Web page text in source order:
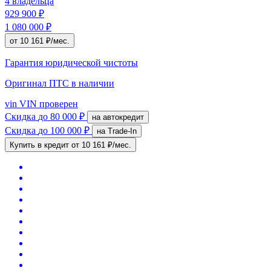
929 900 ₽
1 080 000 ₽
от 10 161 ₽/мес.
Гарантия юридической чистоты
Оригинал ПТС в наличии
vin VIN проверен
Скидка до 80 000 ₽ на автокредит
Скидка до 100 000 ₽
на Trade-In
Купить в кредит от 10 161 ₽/мес.